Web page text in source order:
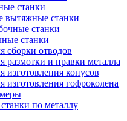
станки
вытяжные станки
станки
станки
сборки отводов
размотки и правки металла
изготовления конусов
изготовления гофроколена
по металлу